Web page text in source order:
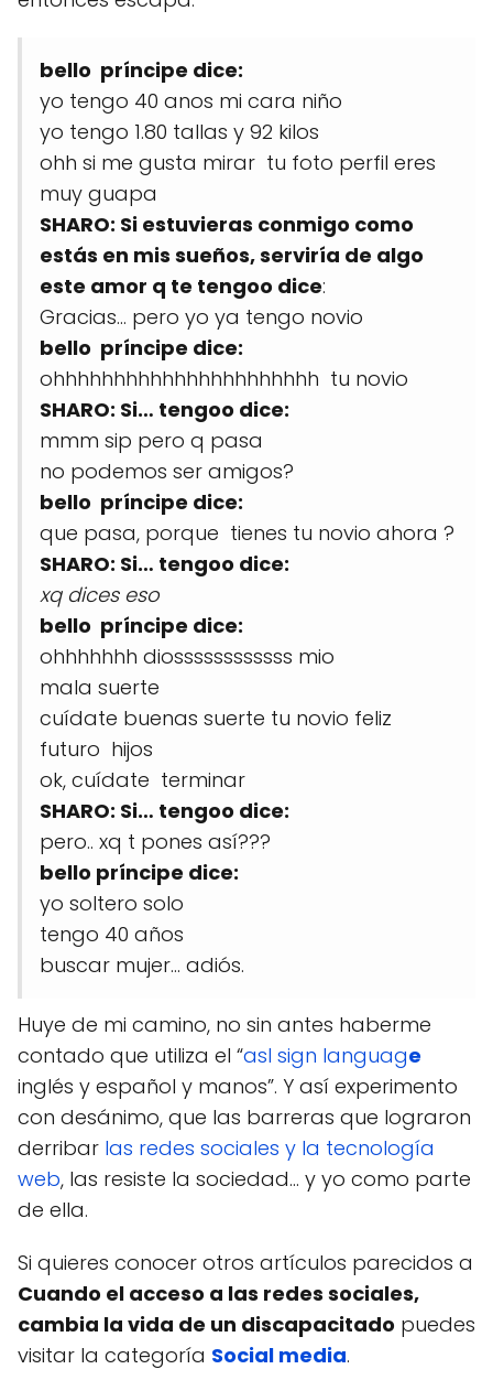
bello príncipe dice:
yo tengo 40 anos mi cara niño
yo tengo 1.80 tallas y 92 kilos
ohh si me gusta mirar tu foto perfil eres
muy guapa
SHARO: Si estuvieras conmigo como
estás en mis sueños, serviría de algo
este amor q te tengoo dice:
Gracias… pero yo ya tengo novio
bello príncipe dice:
ohhhhhhhhhhhhhhhhhhhhhh tu novio
SHARO: Si… tengoo dice:
mmm sip pero q pasa
no podemos ser amigos?
bello príncipe dice:
que pasa, porque tienes tu novio ahora ?
SHARO: Si… tengoo dice:
xq dices eso
bello príncipe dice:
ohhhhhhh diossssssssssss mio
mala suerte
cuídate buenas suerte tu novio feliz
futuro hijos
ok, cuídate terminar
SHARO: Si… tengoo dice:
pero.. xq t pones así???
bello príncipe dice:
yo soltero solo
tengo 40 años
buscar mujer… adiós.
Huye de mi camino, no sin antes haberme
contado que utiliza el “asl sign language
inglés y español y manos”. Y así experimento
con desánimo, que las barreras que lograron
derribar las redes sociales y la tecnología
web, las resiste la sociedad… y yo como parte
de ella.
Si quieres conocer otros artículos parecidos a
Cuando el acceso a las redes sociales,
cambia la vida de un discapacitado puedes
visitar la categoría Social media.